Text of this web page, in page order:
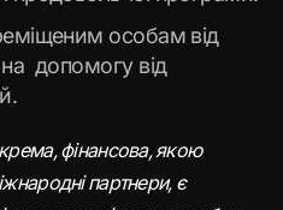
особам від
допомогу від
фінансова, якою
партнери, є